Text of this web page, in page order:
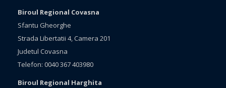
Biroul Regional Covasna
Sfantu Gheorghe
Strada Libertatii 4, Camera 201
Judetul Covasna
Telefon: 0040 367 403980
Biroul Regional Harghita